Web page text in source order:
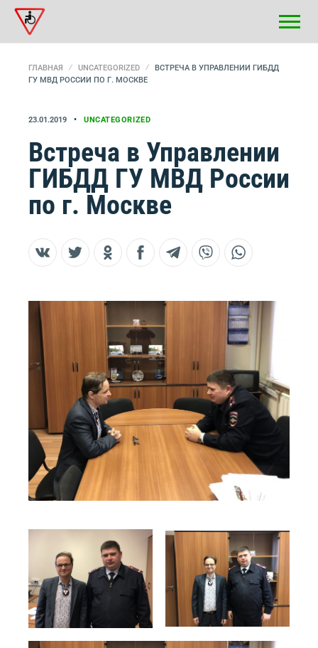
ГЛАВНАЯ UNCATEGORIZED
ВСТРЕЧА В УПРАВЛЕНИИ ГИБДД
ГУ МВД РОССИИ ПО Г. МОСКВЕ
23.01.2019 UNCATEGORIZED
Встреча в Управлении
ГИБДД ГУ МВД России
по г. Москве